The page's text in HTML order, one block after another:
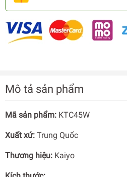
Mô tả sản phẩm
Mã sản phẩm: KTC45W
Xuất xứ: Trung Quốc
Thương hiệu: Kaiyo